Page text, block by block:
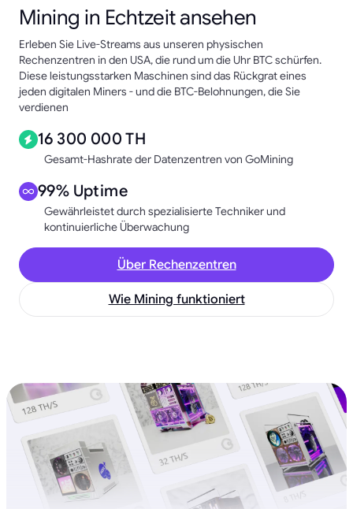
Mining in Echtzeit ansehen
Erleben Sie Live-Streams aus unseren physischen
Rechenzentren in den USA, die rund um die Uhr BTC schürfen.
Diese leistungsstarken Maschinen sind das Rückgrat eines
jeden digitalen Miners - und die BTC-Belohnungen, die Sie
verdienen
16 300 000 TH
Gesamt-Hashrate der Datenzentren von GoMining
99% Uptime
Gewährleistet durch spezialisierte Techniker und
kontinuierliche Überwachung
Über Rechenzentren
Wie Mining funktioniert